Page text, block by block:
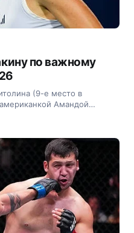
по важному
(9-е место в
Амандой
топ-10.